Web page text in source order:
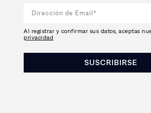
Al registrar y confirmar sus datos, aceptas
privacidad
SUSCRIBIRSE